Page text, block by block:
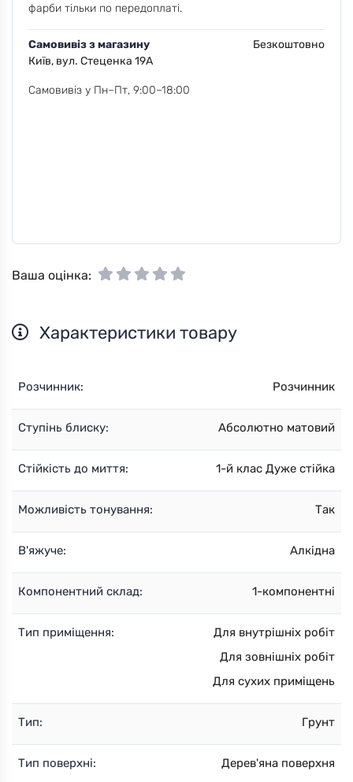
фарби тільки по передоплаті.
Самовивіз з магазину
Київ, вул. Стеценка 19А
Безкоштовно
Самовивіз у Пн–Пт, 9:00–18:00
Ваша оцінка:
Характеристики товару
Розчинник: Розчинник
Ступінь блиску: Абсолютно матовий
Стійкість до миття: 1-й клас Дуже стійка
Можливість тонування: Так
В'яжуче: Алкідна
Компонентний склад: 1-компонентні
Тип приміщення:
Для внутрішніх робіт
Для зовнішніх робіт
Для сухих приміщень
Тип: Грунт
Тип поверхні:
Дерев'яна поверхня